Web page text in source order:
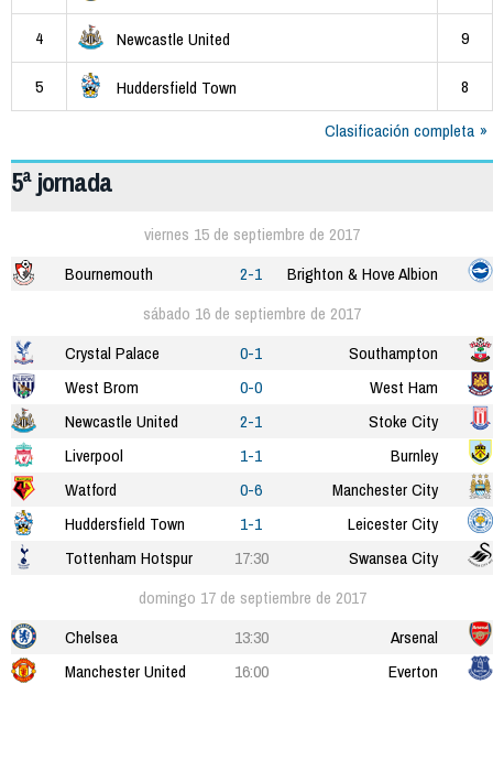
4 Newcastle United 9
5 Huddersfield Town
8
Clasificación completa
5ª jornada
viernes 15 de septiembre de 2017
Bournemouth
2-1
Brighton & Hove Albion
sábado 16 de septiembre de 2017
Crystal Palace
0-1
Southampton
West Brom
0-0
West Ham
Newcastle United
2-1
Stoke City
Liverpool
1-1
Burnley
Watford
0-6
Manchester City
Huddersfield Town
1-1
Leicester City
Tottenham Hotspur
17:30
Swansea City
domingo 17 de septiembre de 2017
Chelsea
13:30
Arsenal
Manchester United
16:00 Everton